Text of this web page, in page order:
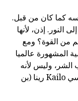
كما كان من قبل.
النور. إذن، لأنها
من القوة؟ ومع
عالميا
الشر، وليس لأنه
كان وغد المطلق. ولكن، خلافا الشرير الرئيسي Kailo رينا (بن